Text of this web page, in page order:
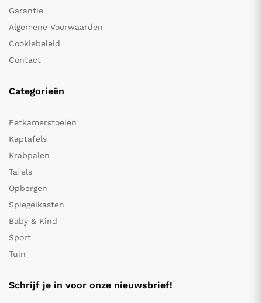
Garantie
Algemene Voorwaarden
Cookiebeleid
Contact
Categorieën
Eetkamerstoelen
Kaptafels
Krabpalen
Tafels
Opbergen
Spiegelkasten
Baby & Kind
Sport
Tuin
Schrijf je in voor onze nieuwsbrief!